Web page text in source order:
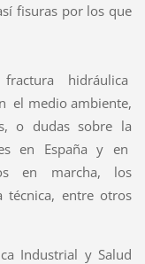
fisuras por los que
hidráulica
el medio ambiente,
o dudas sobre la
en España y en
en marcha, los
técnica, entre otros
Industrial y Salud